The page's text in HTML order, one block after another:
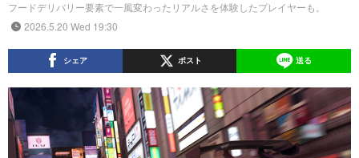
フードデリバリー要素で一風変わったリアルさを体験したプレイヤーも。
2026.5.20 Wed 19:30
シェア ポスト 送る